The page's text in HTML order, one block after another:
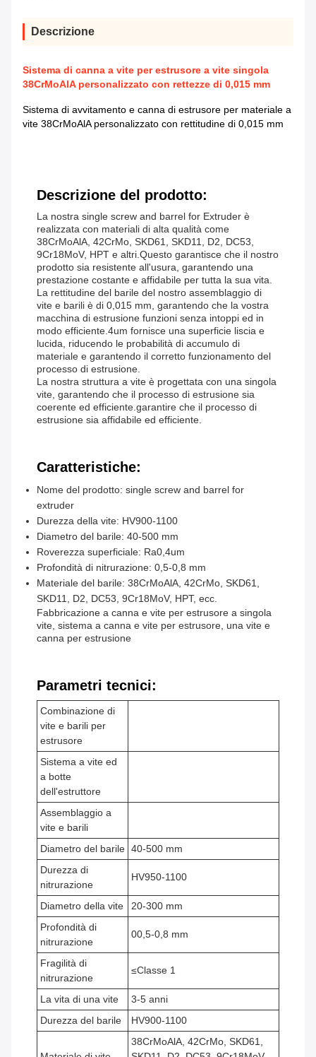
Descrizione
Sistema di canna a vite per estrusore a vite singola
38CrMoAlA personalizzato con rettezze di 0,015 mm
Sistema di avvitamento e canna di estrusore per materiale a
vite 38CrMoAlA personalizzato con rettitudine di 0,015 mm
Descrizione del prodotto:
La nostra single screw and barrel for Extruder è
realizzata con materiali di alta qualità come
38CrMoAlA, 42CrMo, SKD61, SKD11, D2, DC53,
9Cr18MoV, HPT e altri.Questo garantisce che il nostro
prodotto sia resistente all'usura, garantendo una
prestazione costante e affidabile per tutta la sua vita.
La rettitudine del barile del nostro assemblaggio di
vite e barili è di 0,015 mm, garantendo che la vostra
macchina di estrusione funzioni senza intoppi ed in
modo efficiente.4um fornisce una superficie liscia e
lucida, riducendo le probabilità di accumulo di
materiale e garantendo il corretto funzionamento del
processo di estrusione.
La nostra struttura a vite è progettata con una singola
vite, garantendo che il processo di estrusione sia
coerente ed efficiente.garantire che il processo di
estrusione sia affidabile ed efficiente.
Caratteristiche:
Nome del prodotto: single screw and barrel for
extruder
Durezza della vite: HV900-1100
Diametro del barile: 40-500 mm
Roverezza superficiale: Ra0,4um
Profondità di nitrurazione: 0,5-0,8 mm
Materiale del barile: 38CrMoAlA, 42CrMo, SKD61,
SKD11, D2, DC53, 9Cr18MoV, HPT, ecc.
Fabbricazione a canna e vite per estrusore a singola
vite, sistema a canna e vite per estrusore, una vite e
canna per estrusione
Parametri tecnici:
Combinazione di
vite e barili per
estrusore
Sistema a vite ed
a botte
dell'estruttore
Assemblaggio a
vite e barili
Diametro del barile 40-500 mm
Durezza di
nitrurazione
HV950-1100
Diametro della vite
20-300 mm
Profondità di
nitrurazione
00,5-0,8 mm
Fragilità di
nitrurazione
≤Classe 1
La vita di una vite
3-5 anni
Durezza del barile
HV900-1100
38CrMoAlA, 42CrMo, SKD61,